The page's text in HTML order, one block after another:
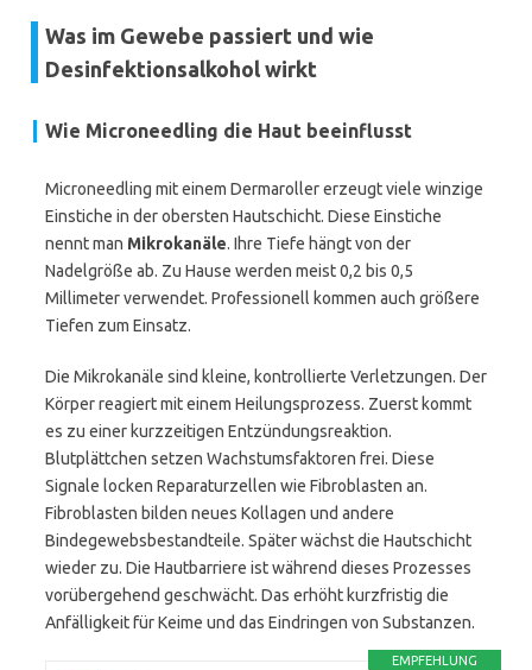
Was im Gewebe passiert und wie
Desinfektionsalkohol wirkt
Wie Microneedling die Haut beeinflusst
Microneedling mit einem Dermaroller erzeugt viele winzige
Einstiche in der obersten Hautschicht. Diese Einstiche
nennt man Mikrokanäle. Ihre Tiefe hängt von der
Nadelgröße ab. Zu Hause werden meist 0,2 bis 0,5
Millimeter verwendet. Professionell kommen auch größere
Tiefen zum Einsatz.
Die Mikrokanäle sind kleine, kontrollierte Verletzungen. Der
Körper reagiert mit einem Heilungsprozess. Zuerst kommt
es zu einer kurzzeitigen Entzündungsreaktion.
Blutplättchen setzen Wachstumsfaktoren frei. Diese
Signale locken Reparaturzellen wie Fibroblasten an.
Fibroblasten bilden neues Kollagen und andere
Bindegewebsbestandteile. Später wächst die Hautschicht
wieder zu. Die Hautbarriere ist während dieses Prozesses
vorübergehend geschwächt. Das erhöht kurzfristig die
Anfälligkeit für Keime und das Eindringen von Substanzen.
EMPFEHLUNG